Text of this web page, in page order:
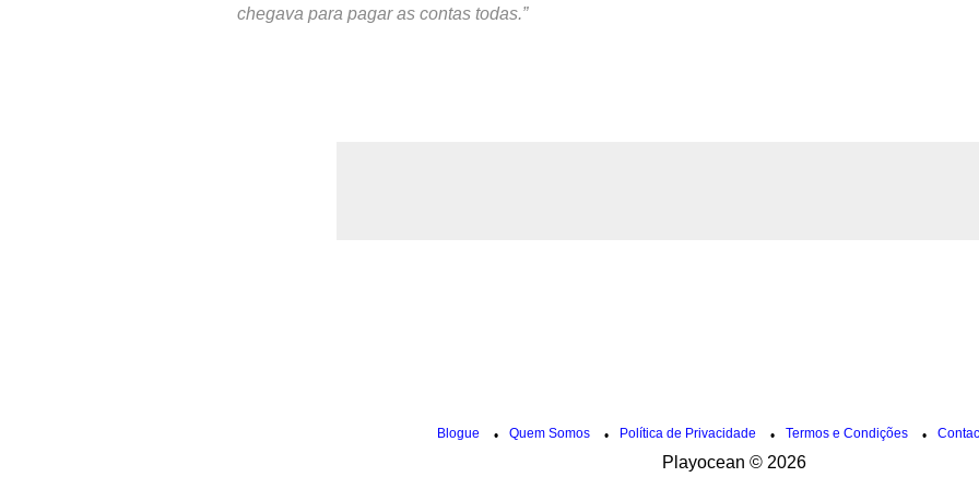
chegava para pagar as contas todas.
Blogue • Quem Somos • Política de Privacidade • Termos e Condições •
Playocean © 2026